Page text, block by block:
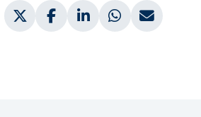
Deel via Twitter, opent in nieuw
Deel via Facebook, opent
Deel via LinkedIn,
Deel viaDeel